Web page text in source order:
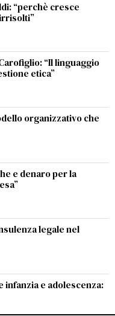
“perchè cresce
“Il linguaggio
etica”
organizzativo che
e denaro per la
legale nel
infanzia e adolescenza: